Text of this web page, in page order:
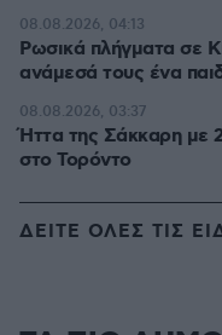
Ρωσικά πλήγματα σε
ανάμεσά τους ένα
08.08.2026, 04:13
Ήττα της Σάκκαρη με
στο Τορόντο
08.08.2026, 03:37
ΔΕΙΤΕ ΟΛΕΣ ΤΙΣ